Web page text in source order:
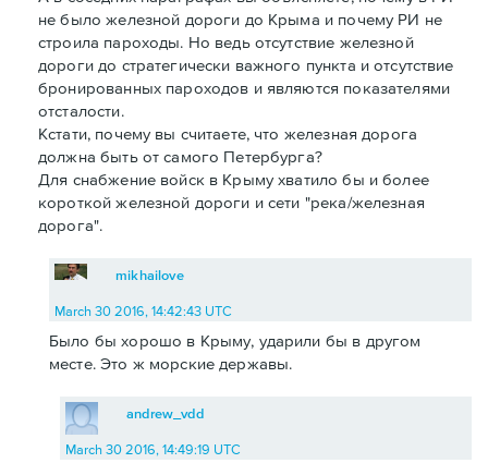
не было железной дороги до Крыма и почему РИ не
строила пароходы. Но ведь отсутствие железной
дороги до стратегически важного пункта и отсутствие
бронированных пароходов и являются показателями
отсталости.
Кстати, почему вы считаете, что железная дорога
должна быть от самого Петербурга?
Для снабжение войск в Крыму хватило бы и более
короткой железной дороги и сети "река/железная
дорога".
mikhailove
March 30 2016, 14:42:43 UTC
Было бы хорошо в Крыму, ударили бы в другом
месте. Это ж морские державы.
andrew_vdd
March 30 2016, 14:49:19 UTC